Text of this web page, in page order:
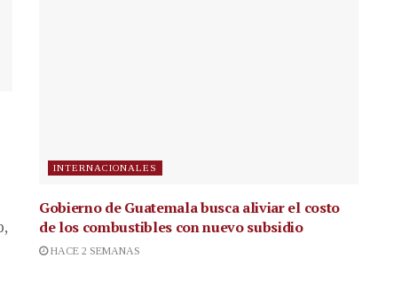
INTERNACIONALES
Gobierno de Guatemala busca aliviar el costo
de los combustibles con nuevo subsidio
HACE 2 SEMANAS